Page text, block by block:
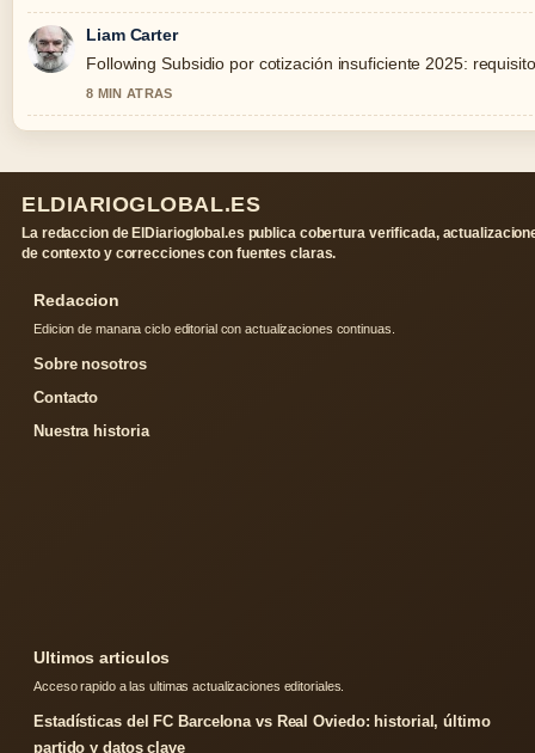
Liam Carter
Following Subsidio por cotización insuficiente 2025:
8 MIN ATRAS
ELDIARIOGLOBAL.ES
La redaccion de ElDiarioglobal.es publica cobertura verificada,
de contexto y correcciones con fuentes claras.
Redaccion
Edicion de manana ciclo editorial con actualizaciones continuas.
Sobre nosotros
Contacto
Nuestra historia
Ultimos articulos
Acceso rapido a las ultimas actualizaciones editoriales.
Estadísticas del FC Barcelona vs Real Oviedo: historial, último
partido y datos clave